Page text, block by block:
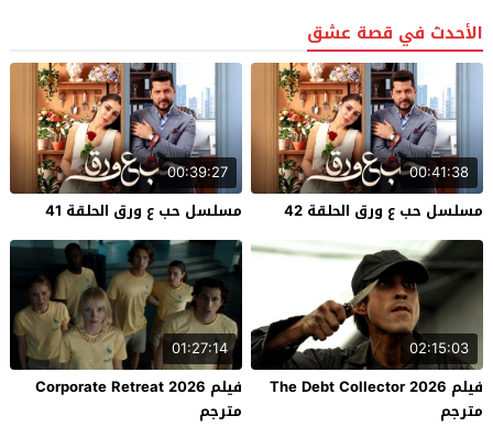
الأحدث في قصة عشق
00:41:38
مسلسل حب ع ورق الحلقة 42
00:39:27
مسلسل حب ع ورق الحلقة 41
02:15:03
فيلم The Debt Collector 2026
مترجم
01:27:14
فيلم Corporate Retreat 2026
مترجم